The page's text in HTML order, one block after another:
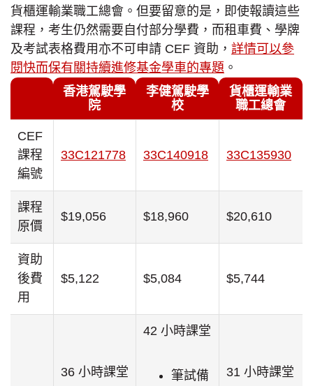
貨櫃運輸業職工總會。但要留意的是，即使報讀這些
課程，考生仍然需要自付部分學費，而租車費、學牌
及考試表格費用亦不可申請 CEF 資助， 詳情可以參
閱快而保有關持續進修基金學車的專題 。
香港駕駛學
院
李健駕駛學
校
貨櫃運輸業
職工總會
CEF
課程
編號
33C121778 33C140918 33C135930
課程
原價
$19,056 $18,960 $20,610
資助
後費
用
$5,122 $5,084 $5,744
36 小時課堂
42 小時課堂
筆試備
31 小時課堂